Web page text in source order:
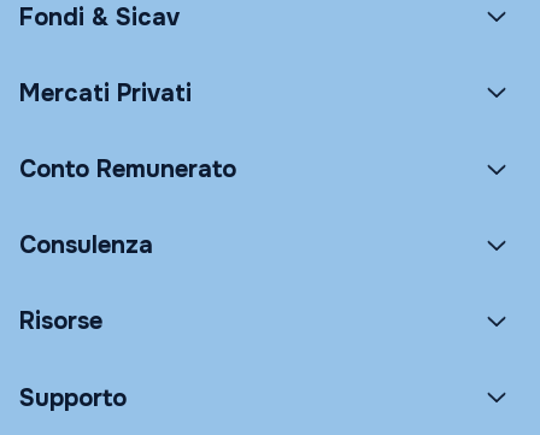
Fondi & Sicav
Mercati Privati
Conto Remunerato
Consulenza
Risorse
Supporto